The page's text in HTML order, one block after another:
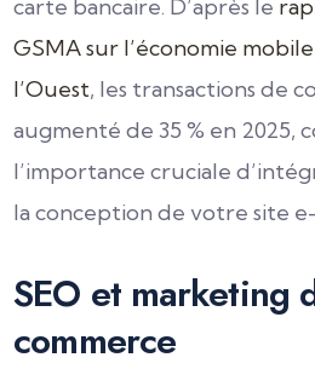
carte bancaire. D’après le
GSMA sur l’économie
l’Ouest, les transactions de
augmenté de 35 % en 2025,
l’importance cruciale
la conception de votre site
SEO et marketing
commerce